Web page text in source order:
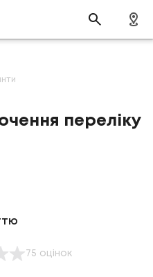
переліку
75 оцінок